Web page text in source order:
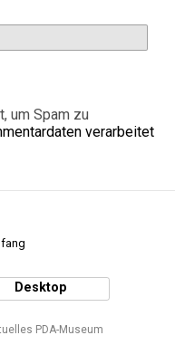
um Spam zu
verarbeitet
Desktop
PDA-Museum